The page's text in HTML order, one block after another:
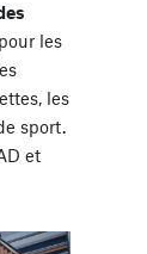
les
les
sport.
et